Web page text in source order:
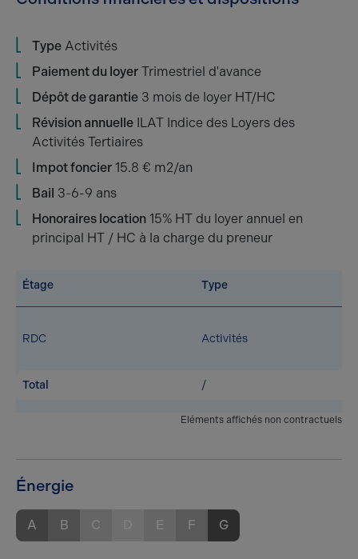
Type Activités
Paiement du loyer Trimestriel d'avance
Dépôt de garantie 3 mois de loyer HT/HC
Révision annuelle ILAT Indice des Loyers des
Activités Tertiaires
Impot foncier 15.8 € m2/an
Bail 3-6-9 ans
Honoraires location 15% HT du loyer annuel en
principal HT / HC à la charge du preneur
Étage Type
RDC Activités
Total /
Eléments affichés non contractuels
Énergie
A B C E F G